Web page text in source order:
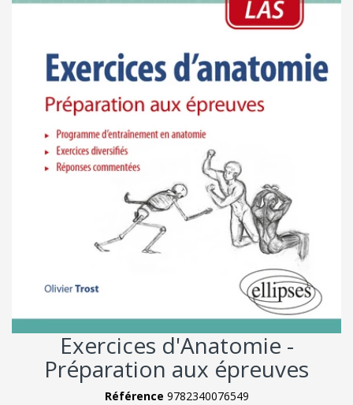
Exercices d'Anatomie -
Préparation aux épreuves
Référence 9782340076549